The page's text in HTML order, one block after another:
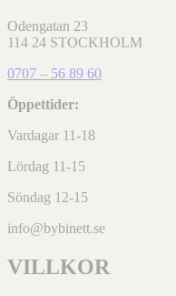
Odengatan 23
114 24 STOCKHOLM
0707 – 56 89 60
Öppettider:
Vardagar 11-18
Lördag 11-15
Söndag 12-15
info@bybinett.se
VILLKOR